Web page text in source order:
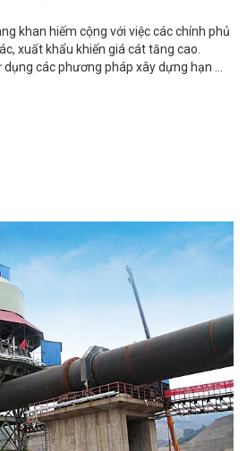
khan hiếm cộng với việc các chính phủ
xuất khẩu khiến giá cát tăng cao.
dụng các phương pháp xây dựng hạn …